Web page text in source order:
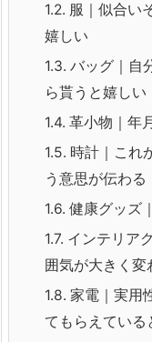
1.2. 服｜似合い
嬉しい
1.3. バッグ｜自
ら貰うと嬉しい
1.4. 革小物｜年
1.5. 時計｜これ
う意思が伝わる
1.6. 健康グッズ
1.7. インテリア
囲気が大きく変
1.8. 家電｜実用
てもらえている